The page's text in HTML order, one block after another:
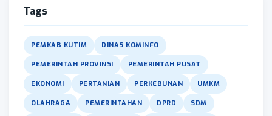
Tags
PEMKAB KUTIM DINAS KOMINFO
PEMERINTAH PROVINSI PEMERINTAH PUSAT
EKONOMI PERTANIAN PERKEBUNAN UMKM
OLAHRAGA PEMERINTAHAN DPRD SDM